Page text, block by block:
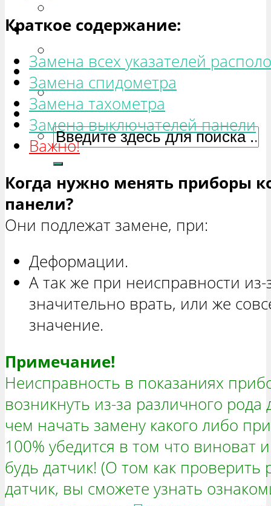
Ока
РЕМОНТ ВАЗ 1111 «ОКА»
Ларгус
РЕМОНТ ЛАДА ЛАРГУС
Краткое содержание:
Замена всех указателей
Замена спидометра
Замена тахометра
Замена выключателей панели
Важно!
Когда нужно менять приборы
панели?
Они подлежат замене, при:
Деформации.
А так же при неисправности
значительно врать, или же
значение.
Примечание!
Неисправность в показаниях
возникнуть из-за различного
чем начать замену какого либо
100% убедится в том что виноват
будь датчик! (О том как проверить
датчик, вы сможете узнать